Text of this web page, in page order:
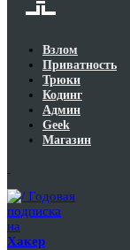
Взлом
Приватность
Трюки
Кодинг
Админ
Geek
Магазин
Годовая
подписка
на
Хакер